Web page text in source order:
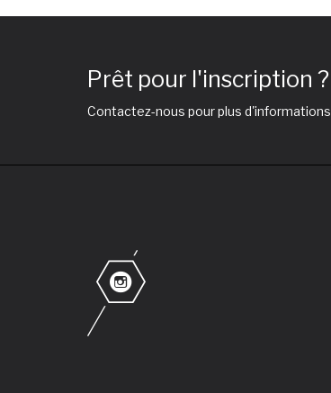
Prêt pour l'inscription ?
Contactez-nous pour plus d'informations